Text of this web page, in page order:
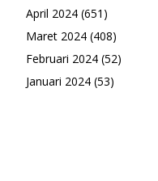
April 2024 (651)
Maret 2024 (408)
Februari 2024 (52)
Januari 2024 (53)